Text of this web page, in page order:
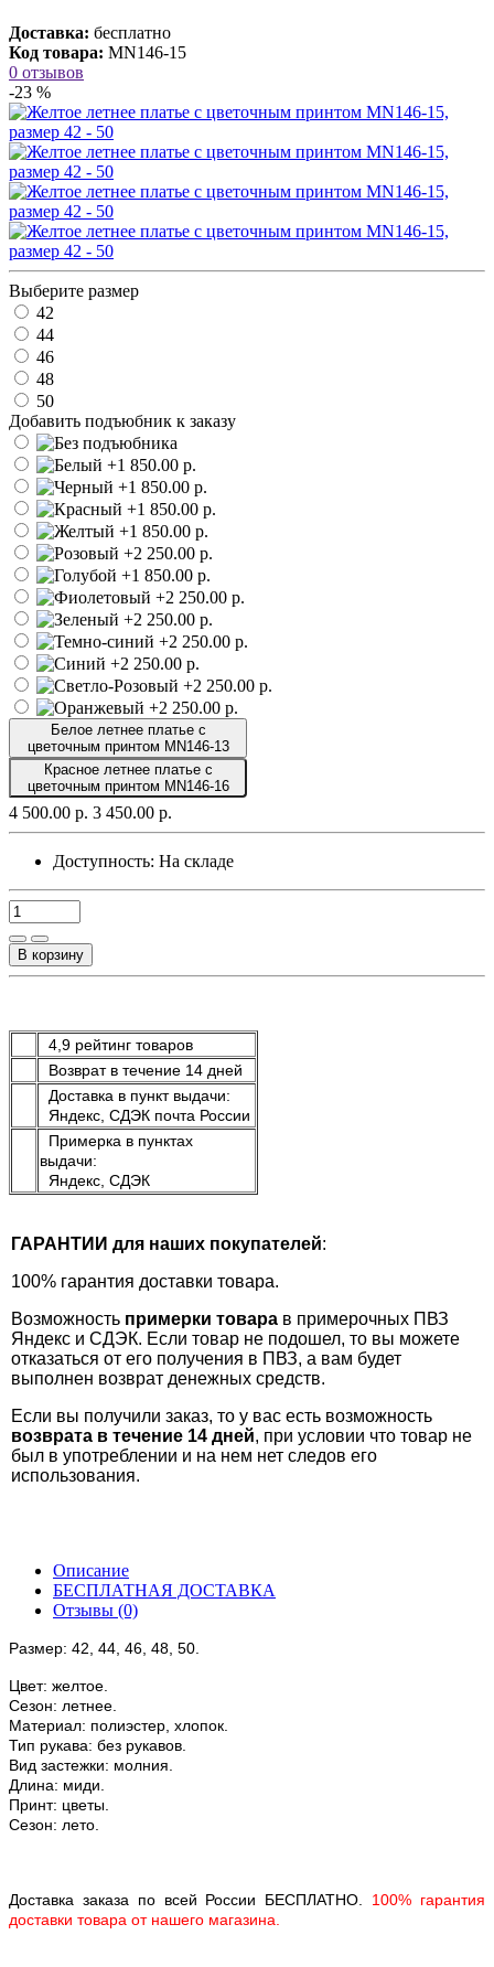
Доставка: бесплатно
Код товара: MN146-15
0 отзывов
-23 %
Выберите размер
42
44
46
48
50
Добавить подъюбник к заказу
Белое летнее платье с
цветочным принтом MN146-13
Красное летнее платье с
цветочным принтом MN146-16
4 500.00 р. 3 450.00 р.
Доступность: На складе
В корзину
4,9 рейтинг товаров
Возврат в течение 14 дней
Доставка в пункт выдачи:
Яндекс, СДЭК почта России
Примерка в пунктах
выдачи:
Яндекс, СДЭК
ГАРАНТИИ для наших покупателей:
100% гарантия доставки товара.
Возможность примерки товара в примерочных ПВЗ
Яндекс и СДЭК. Если товар не подошел, то вы можете
отказаться от его получения в ПВЗ, а вам будет
выполнен возврат денежных средств.
Если вы получили заказ, то у вас есть возможность
возврата в течение 14 дней, при условии что товар не
был в употреблении и на нем нет следов его
использования.
Описание
БЕСПЛАТНАЯ ДОСТАВКА
Отзывы (0)
Размер: 42, 44, 46, 48, 50.
Цвет: желтое.
Сезон: летнее.
Материал: полиэстер, хлопок.
Тип рукава: без рукавов.
Вид застежки: молния.
Длина: миди.
Принт: цветы.
Сезон: лето.
Доставка заказа по всей России БЕСПЛАТНО. 100% гарантия
доставки товара от нашего магазина.